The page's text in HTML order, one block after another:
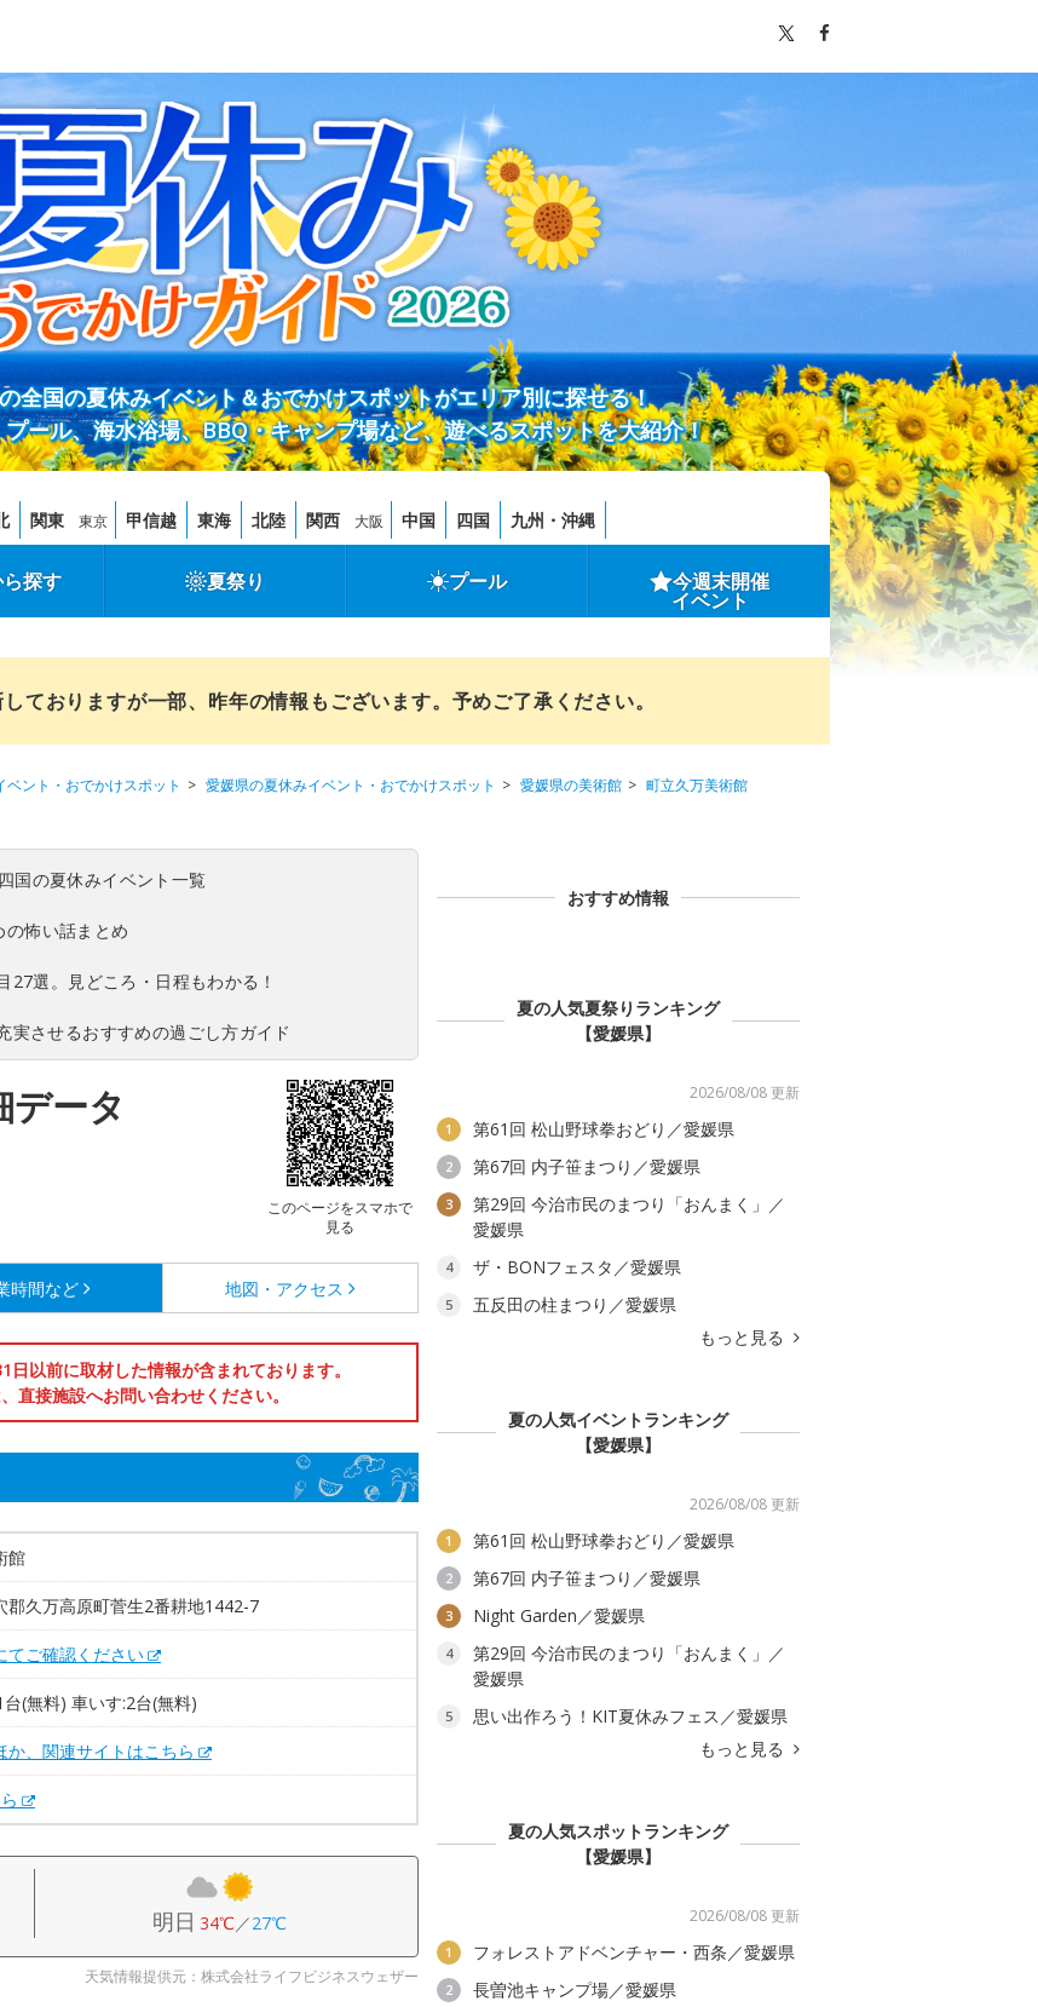
全国の夏休みイベント＆おでかけスポットがエリア別に探せる！
ール、海水浴場、BBQ・キャンプ場など、遊べるスポットを大紹介！
関東 東京 甲信越 東海 北陸 関西 大阪 中国 四国 九州・沖縄
探す 夏祭り プール 今週末開催
イベント
ておりますが一部、昨年の情報もございます。予めご了承ください。
ベント・おでかけスポット 愛媛県の夏休みイベント・おでかけスポット 愛媛県の美術館
町立久万美術館
国の夏休みイベント一覧
の怖い話まとめ
27選。見どころ・日程もわかる！
実させるおすすめの過ごし方ガイド
データ
このページをスマホで
見る
時間など 地図・アクセス
以前に取材した情報が含まれております。
直接施設へお問い合わせください。
館
郡久万高原町菅生2番耕地1442-7
てご確認ください
(無料) 車いす:2台(無料)
か、関連サイトはこちら
明日 34℃／27℃
天気情報提供元：株式会社ライフビジネスウェザー
おすすめ情報
夏の人気夏祭りランキング
【愛媛県】
2026/08/08 更新
1 第61回 松山野球拳おどり／愛媛県
2 第67回 内子笹まつり／愛媛県
3
第29回 今治市民のまつり「おんまく」／
愛媛県
4 ザ・BONフェスタ／愛媛県
5
五反田の柱まつり／愛媛県
もっと見る
夏の人気イベントランキング
【愛媛県】
2026/08/08 更新
1 第61回 松山野球拳おどり／愛媛県
2 第67回 内子笹まつり／愛媛県
3 Night Garden／愛媛県
4
第29回 今治市民のまつり「おんまく」／
愛媛県
5
思い出作ろう！KIT夏休みフェス／愛媛県
もっと見る
夏の人気スポットランキング
【愛媛県】
2026/08/08 更新
1 フォレストアドベンチャー・西条／愛媛県
2 長曽池キャンプ場／愛媛県